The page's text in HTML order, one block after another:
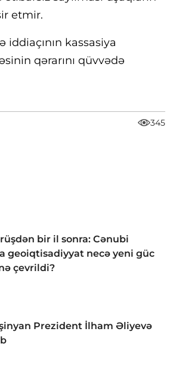
etmir.
iddiaçının kassasiya
qərarını qüvvədə
345
bir il sonra: Cənubi
geoiqtisadiyyat necə yeni güc
çevrildi?
Prezident İlham Əliyevə